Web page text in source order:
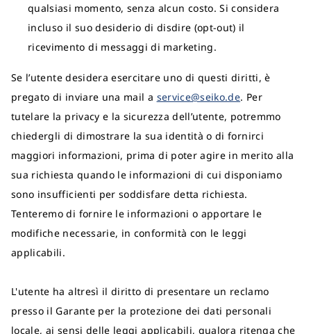
qualsiasi momento, senza alcun costo. Si considera
incluso il suo desiderio di disdire (opt-out) il
ricevimento di messaggi di marketing.
Se l’utente desidera esercitare uno di questi diritti, è
pregato di inviare una mail a service@seiko.de. Per
tutelare la privacy e la sicurezza dell’utente, potremmo
chiedergli di dimostrare la sua identità o di fornirci
maggiori informazioni, prima di poter agire in merito alla
sua richiesta quando le informazioni di cui disponiamo
sono insufficienti per soddisfare detta richiesta.
Tenteremo di fornire le informazioni o apportare le
modifiche necessarie, in conformità con le leggi
applicabili.
L'utente ha altresì il diritto di presentare un reclamo
presso il Garante per la protezione dei dati personali
locale, ai sensi delle leggi applicabili, qualora ritenga che